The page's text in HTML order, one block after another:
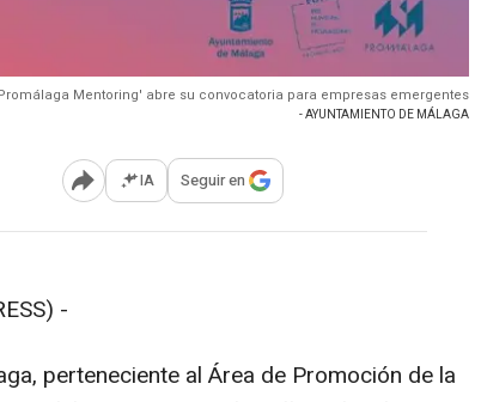
Mentoring' abre su convocatoria para empresas emergentes
- AYUNTAMIENTO DE MÁLAGA
Abrir opciones para compartir
IA Seguir en
-
perteneciente al Área de Promoción de la